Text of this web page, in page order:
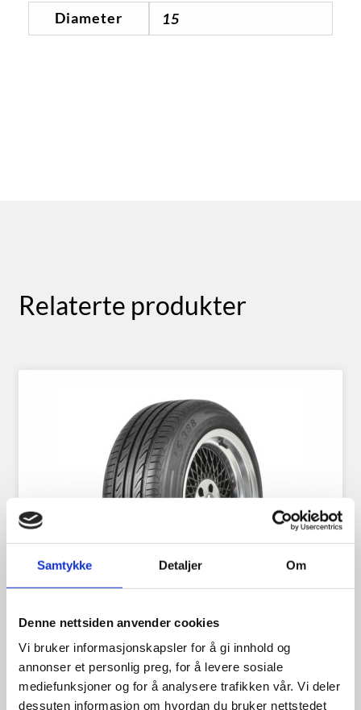
Samtykke Detaljer Om
Denne nettsiden anvender cookies
Vi bruker informasjonskapsler for å gi innhold og
annonser et personlig preg, for å levere sosiale
mediefunksjoner og for å analysere trafikken vår. Vi deler
dessuten informasjon om hvordan du bruker nettstedet
Diameter 15
Relaterte produkter
Triangle 175/70R13 82T